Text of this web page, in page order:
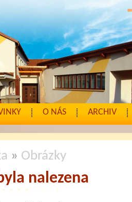
O NÁS ARCHIV
» Obrázky
nalezena